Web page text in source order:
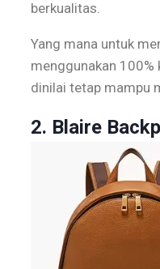
berkualitas.
Yang mana untuk
menggunakan 100%
dinilai tetap mampu
2. Blaire